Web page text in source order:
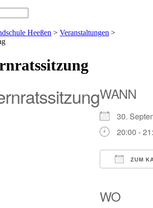
Heeßen > Veranstaltungen >
WANN
30.
20:00 -
ZUM
WO